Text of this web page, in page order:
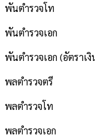
พันตำรวจโท
พันตำรวจเอก
พันตำรวจเอก (อัตราเ
พลตำรวจตรี
พลตำรวจโท
พลตำรวจเอก